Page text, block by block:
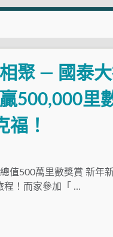
相聚 — 國泰
500,000里
福！
值500萬里數獎賞 新年
程！而家參加「 …